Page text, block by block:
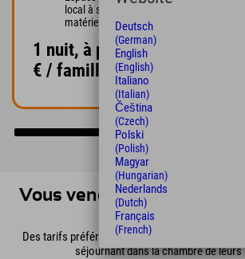
local à skis et vélos, suggestions
matériel de sport
1 nuit, à partir de 139,60
€ / famille
Vous venez en couple ou
trois ?
Des tarifs préférentiels sont proposés aux
séjournant dans la chambre de leurs
Deutsch
(German)
English
(English)
Italiano
(Italian)
Čeština
(Czech)
Polski
(Polish)
Magyar
(Hungarian)
Nederlands
(Dutch)
Français
(French)